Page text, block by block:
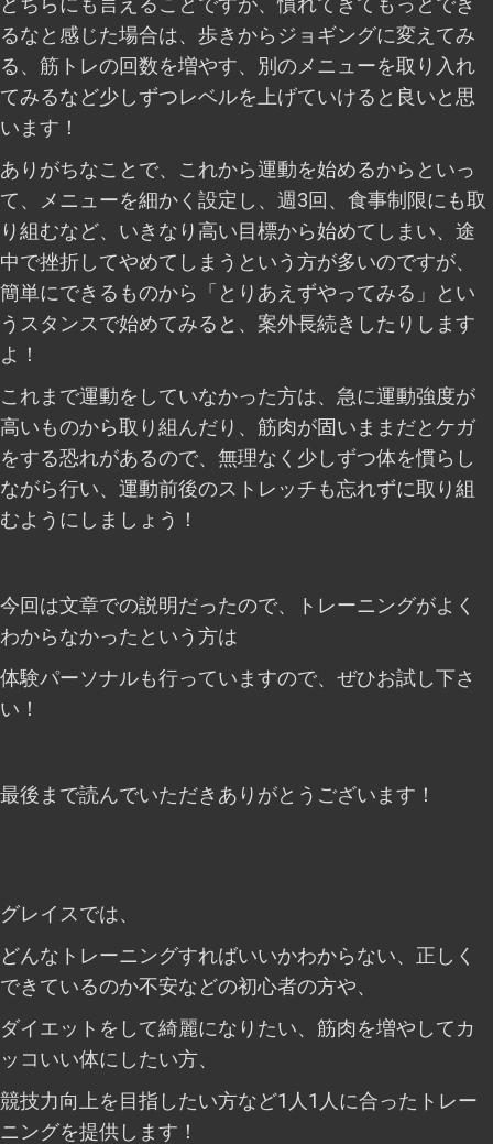
るなと感じた場合は、歩きからジョギングに変えてみ
る、筋トレの回数を増やす、別のメニューを取り入れ
てみるなど少しずつレベルを上げていけると良いと思
います！
ありがちなことで、これから運動を始めるからといっ
て、メニューを細かく設定し、週3回、食事制限にも取
り組むなど、いきなり高い目標から始めてしまい、途
中で挫折してやめてしまうという方が多いのですが、
簡単にできるものから「とりあえずやってみる」とい
うスタンスで始めてみると、案外長続きしたりします
よ！
これまで運動をしていなかった方は、急に運動強度が
高いものから取り組んだり、筋肉が固いままだとケガ
をする恐れがあるので、無理なく少しずつ体を慣らし
ながら行い、運動前後のストレッチも忘れずに取り組
むようにしましょう！
今回は文章での説明だったので、トレーニングがよく
わからなかったという方は
体験パーソナルも行っていますので、ぜひお試し下さ
い！
最後まで読んでいただきありがとうございます！
グレイスでは、
どんなトレーニングすればいいかわからない、正しく
できているのか不安などの初心者の方や、
ダイエットをして綺麗になりたい、筋肉を増やしてカ
ッコいい体にしたい方、
競技力向上を目指したい方など1人1人に合ったトレー
ニングを提供します！